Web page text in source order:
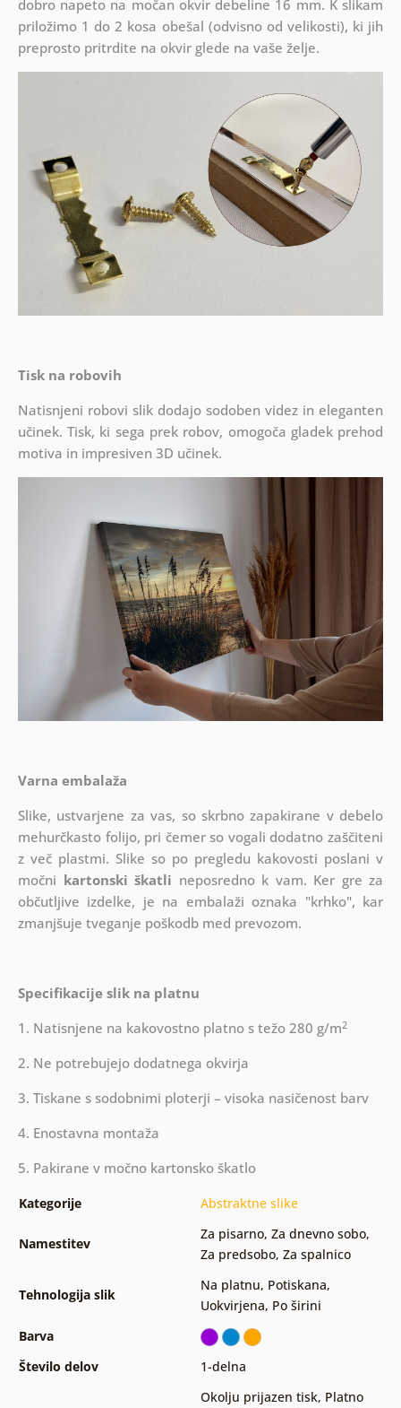
dobro napeto na močan okvir debeline 16 mm. K slikam
priložimo 1 do 2 kosa obešal (odvisno od velikosti), ki jih
preprosto pritrdite na okvir glede na vaše želje.
Tisk na robovih
Natisnjeni robovi slik dodajo sodoben videz in eleganten
učinek. Tisk, ki sega prek robov, omogoča gladek prehod
motiva in impresiven 3D učinek.
Varna embalaža
Slike, ustvarjene za vas, so skrbno zapakirane v debelo
mehurčkasto folijo, pri čemer so vogali dodatno zaščiteni
z več plastmi. Slike so po pregledu kakovosti poslani v
močni kartonski škatli neposredno k vam. Ker gre za
občutljive izdelke, je na embalaži oznaka "krhko", kar
zmanjšuje tveganje poškodb med prevozom.
Specifikacije slik na platnu
1. Natisnjene na kakovostno platno s težo 280 g/m2
2. Ne potrebujejo dodatnega okvirja
3. Tiskane s sodobnimi ploterji – visoka nasičenost barv
4. Enostavna montaža
5. Pakirane v močno kartonsko škatlo
Kategorije Abstraktne slike
Namestitev
Za pisarno, Za dnevno sobo,
Za predsobo, Za spalnico
Tehnologija slik
Na platnu, Potiskana,
Uokvirjena, Po širini
Barva
Število delov
1-delna
Okolju prijazen tisk, Platno